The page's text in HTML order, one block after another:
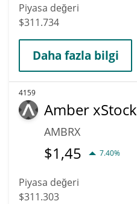
Piyasa değeri
$311.734
Daha fazla bilgi
4159
Amber xStock
AMBRX
$1,45 7.40%
Piyasa değeri
$311.303